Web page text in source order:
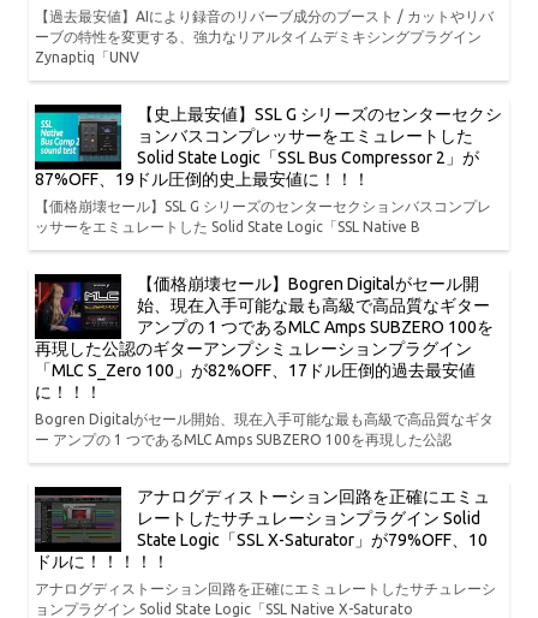
【過去最安値】AIにより録音のリバーブ成分のブースト / カットやリバ
ーブの特性を変更する、強力なリアルタイムデミキシングプラグイン
Zynaptiq「UNV
【史上最安値】SSL G シリーズのセンターセクシ
ョンバスコンプレッサーをエミュレートした
Solid State Logic「SSL Bus Compressor 2」が
87%OFF、19ドル圧倒的史上最安値に！！！
【価格崩壊セール】SSL G シリーズのセンターセクションバスコンプレ
ッサーをエミュレートした Solid State Logic「SSL Native B
【価格崩壊セール】Bogren Digitalがセール開
始、現在入手可能な最も高級で高品質なギター
アンプの 1 つであるMLC Amps SUBZERO 100を
再現した公認のギターアンプシミュレーションプラグイン
「MLC S_Zero 100」が82%OFF、17ドル圧倒的過去最安値
に！！！
Bogren Digitalがセール開始、現在入手可能な最も高級で高品質なギタ
ー アンプの 1 つであるMLC Amps SUBZERO 100を再現した公認
アナログディストーション回路を正確にエミュ
レートしたサチュレーションプラグイン Solid
State Logic「SSL X-Saturator」が79%OFF、10
ドルに！！！！！
アナログディストーション回路を正確にエミュレートしたサチュレーシ
ョンプラグイン Solid State Logic「SSL Native X-Saturato